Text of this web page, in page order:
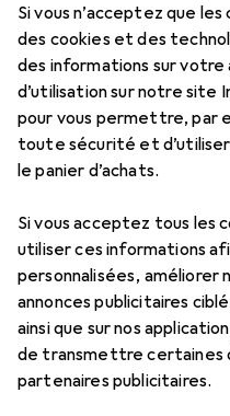
Si vous n’acceptez que
des cookies et des
des informations sur
d’utilisation sur notre site
pour vous permettre, par
toute sécurité et
le panier d’achats.
Si vous acceptez tous les
utiliser ces informations
personnalisées, améliorer
annonces publicitaires
ainsi que sur nos
de transmettre certaines
partenaires publicitaires.
EUR
24,75